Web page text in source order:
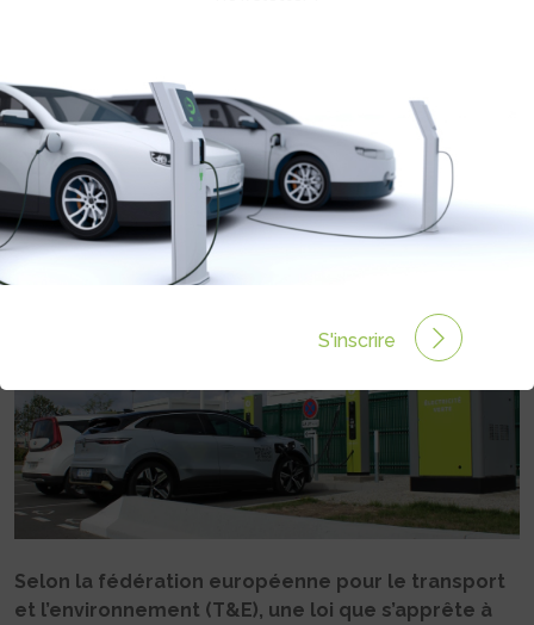
LE MARCHÉ DE LA VOITURE
ÉLECTRIQUE ?
Rédigé par Philippe Schwoerer le 14 Fév 2025 à 12:48
0 commentaires
Selon la fédération européenne pour le transport
et l’environnement (T&E), une loi que s’apprête à
S'inscrire